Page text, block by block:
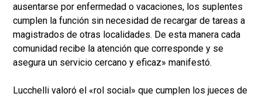
ausentarse por enfermedad o vacaciones, los suplentes
cumplen la función sin necesidad de recargar de tareas a
magistrados de otras localidades. De esta manera cada
comunidad recibe la atención que corresponde y se
asegura un servicio cercano y eficaz» manifestó.
Lucchelli valoró el «rol social» que cumplen los jueces de